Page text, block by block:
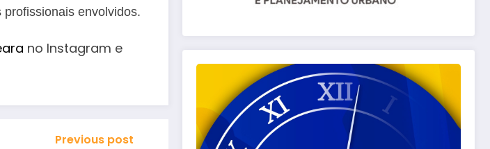
envolvidos.
no Instagram e
Previous post